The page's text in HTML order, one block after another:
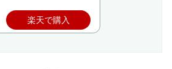
楽天で購入